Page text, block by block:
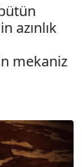
azınlık
mekaniz